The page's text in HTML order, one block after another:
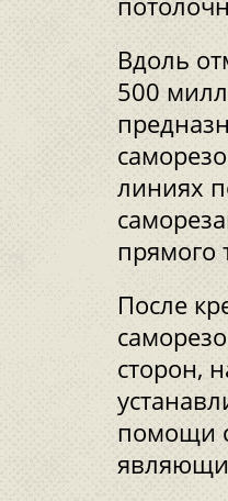
Вдоль
500
линиях
прямого
После
сторон,
помощи